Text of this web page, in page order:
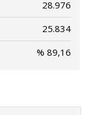
28.976
25.834
% 89,16